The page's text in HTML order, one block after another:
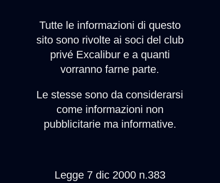
Tutte le informazioni di questo
sito sono rivolte ai soci del club
privé Excalibur e a quanti
vorranno farne parte.
Le stesse sono da considerarsi
come informazioni non
pubblicitarie ma informative.
Legge 7 dic 2000 n.383